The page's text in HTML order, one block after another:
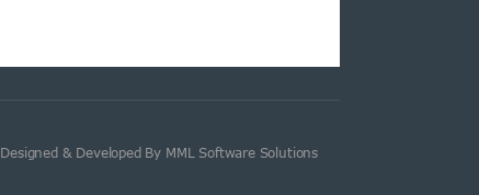
Designed & Developed By MML Software Solutions